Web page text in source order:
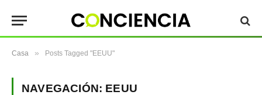
Casa » Posts Tagged "EEUU"
NAVEGACIÓN: EEUU